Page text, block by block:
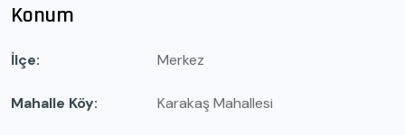
Konum
İlçe Merkez
Mahalle Köy Karakaş Mahallesi